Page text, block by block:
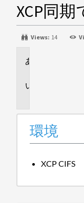
XCP同
Views: 14
環境
XCP CIFS